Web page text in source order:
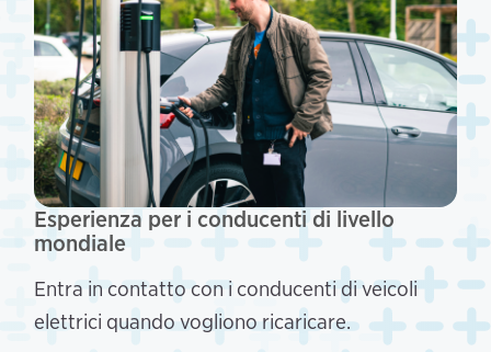
Esperienza per i conducenti di livello
mondiale
Entra in contatto con i conducenti di veicoli
elettrici quando vogliono ricaricare.